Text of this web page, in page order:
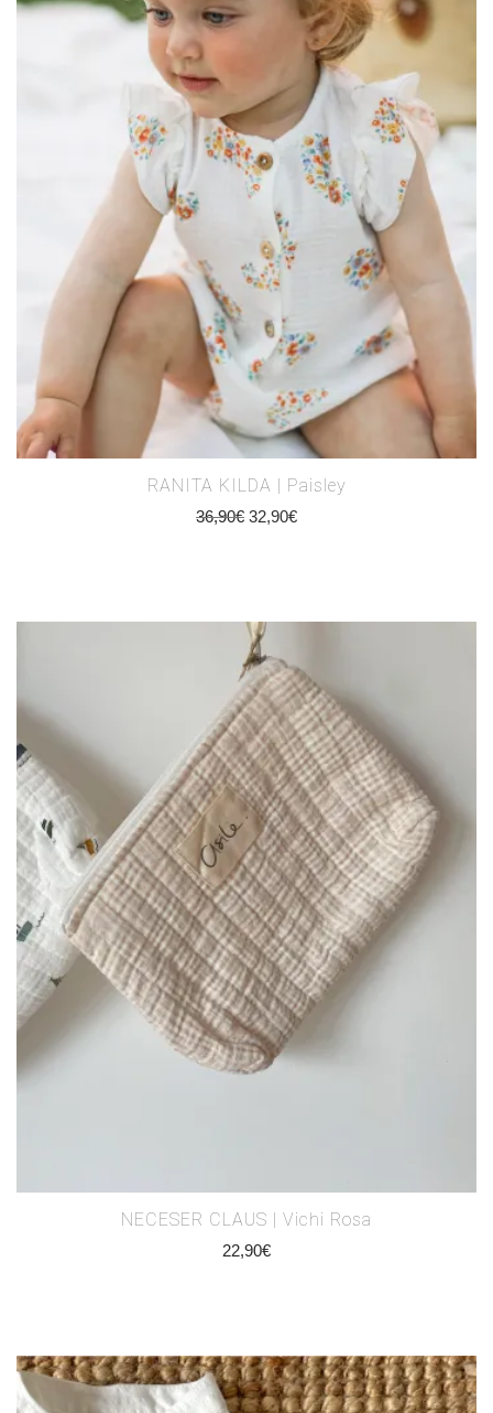
RANITA KILDA | Paisley
36,90€ 32,90€
NECESER CLAUS | Vichi Rosa
22,90€